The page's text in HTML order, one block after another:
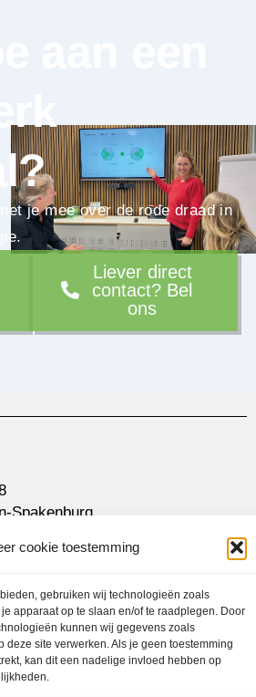
cookie toestemming
gebruiken wij technologieën zoals
apparaat op te slaan en/of te raadplegen. Door
kunnen wij gegevens zoals
deze site verwerken. Als je geen toestemming
kan dit een nadelige invloed hebben op
je mee over de rode draad in
Liever direct
contact? Bel
ons
Spakenburg